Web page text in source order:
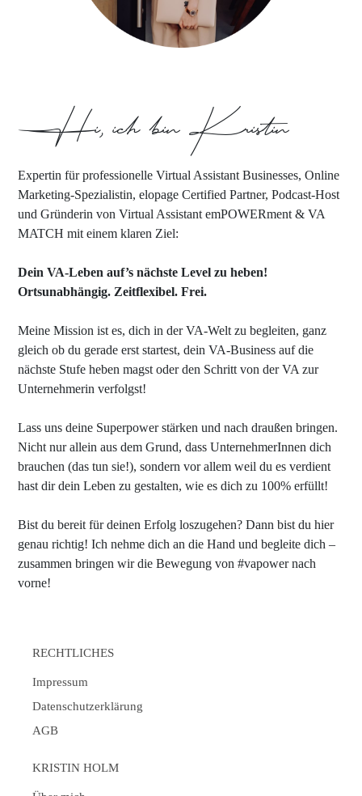
Hi, ich bin Kristin
Expertin für professionelle Virtual Assistant Businesses, Online
Marketing-Spezialistin, elopage Certified Partner, Podcast-Host
und Gründerin von Virtual Assistant emPOWERment & VA
MATCH mit einem klaren Ziel:
Dein VA-Leben auf’s nächste Level zu heben!
Ortsunabhängig. Zeitflexibel. Frei.
Meine Mission ist es, dich in der VA-Welt zu begleiten, ganz
gleich ob du gerade erst startest, dein VA-Business auf die
nächste Stufe heben magst oder den Schritt von der VA zur
Unternehmerin verfolgst!
Lass uns deine Superpower stärken und nach draußen bringen.
Nicht nur allein aus dem Grund, dass UnternehmerInnen dich
brauchen (das tun sie!), sondern vor allem weil du es verdient
hast dir dein Leben zu gestalten, wie es dich zu 100% erfüllt!
Bist du bereit für deinen Erfolg loszugehen? Dann bist du hier
genau richtig! Ich nehme dich an die Hand und begleite dich –
zusammen bringen wir die Bewegung von #vapower nach
vorne!
RECHTLICHES
Impressum
Datenschutzerklärung
AGB
KRISTIN HOLM